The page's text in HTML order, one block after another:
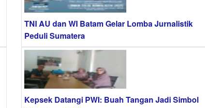
TNI AU dan WI Batam Gelar Lomba Jurnalistik
Peduli Sumatera
Kepsek Datangi PWI: Buah Tangan Jadi Simbol